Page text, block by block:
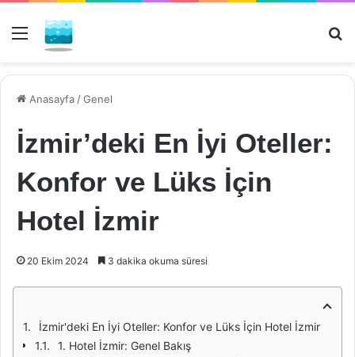
Menü
Anasayfa /Genel
İzmir’deki En İyi Oteller:
Konfor ve Lüks İçin
Hotel İzmir
20 Ekim 2024 3 dakika okuma süresi
İzmir'deki En İyi Oteller: Konfor ve Lüks İçin Hotel İzmir
1. Hotel İzmir: Genel Bakış